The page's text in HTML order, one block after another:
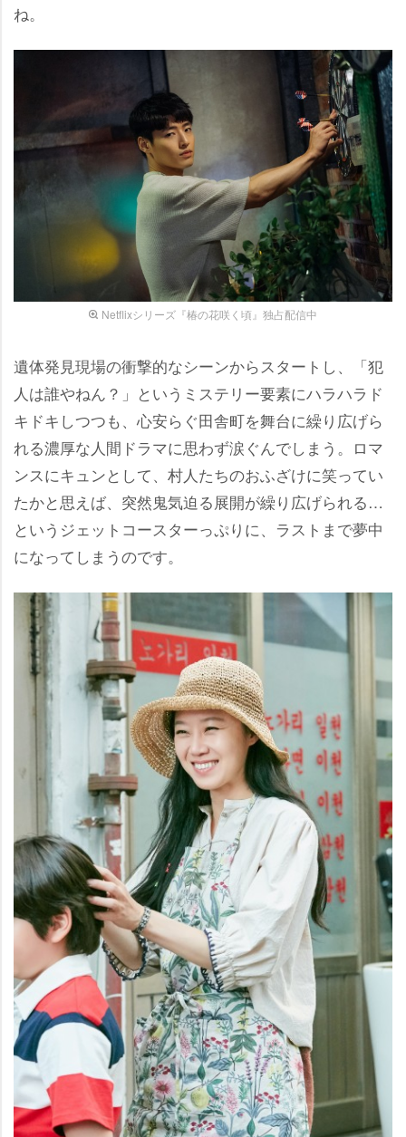
ね。
Netflixシリーズ『椿の花咲く頃』独占配信中
体発見現場の衝撃的なシーンからスタートし、「犯
人は誰やねん？」というミステリー要素にハラハラド
キドキしつつも、心安らぐ田舎町を舞台に繰り広げら
れる濃厚な人間ドラマに思わず涙ぐんでしまう。ロマ
ンスにキュンとして、村人たちのおふざけに笑ってい
たかと思えば、突然鬼気迫る展開が繰り広げられる…
というジェットコースターっぷりに、ラストまで夢中
になってしまうのです。